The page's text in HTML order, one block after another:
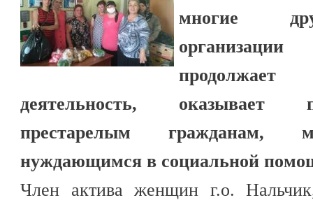
многие
организации
продолжает
деятельность, оказывает
престарелым гражданам,
нуждающимся в социальной
Член актива женщин г.о.